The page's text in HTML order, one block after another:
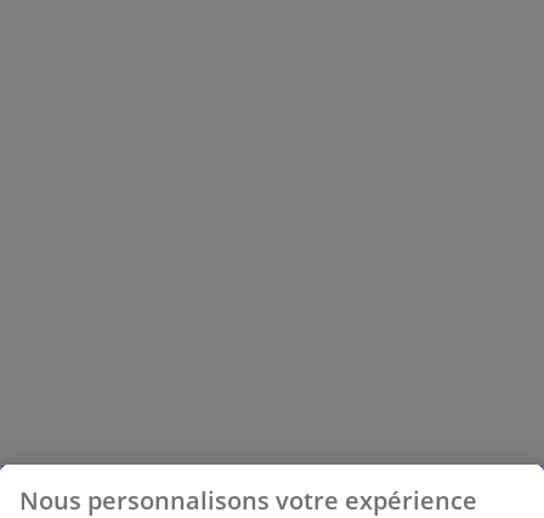
Nous personnalisons votre expérience